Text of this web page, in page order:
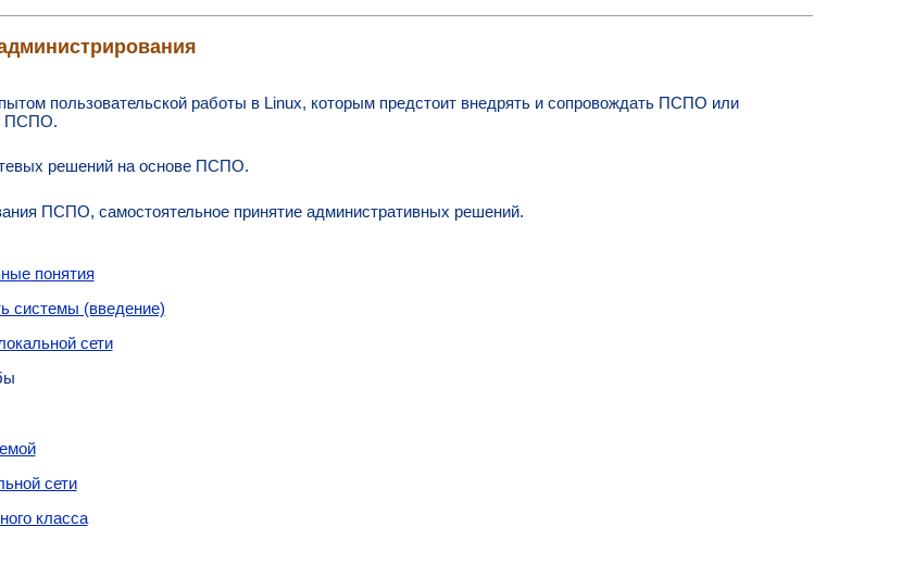
пользовательской работы в Linux, которым предстоит внедрять и сопровождать ПСПО или
ПСПО.
решений на основе ПСПО.
ПСПО, самостоятельное принятие административных решений.
понятия
системы (введение)
сети
сети
класса